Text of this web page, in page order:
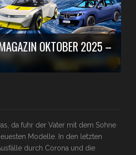
OKTOBER 2025 –
da fuhr der Vater mit dem Sohne
Modelle. In den letzten
durch Corona und die